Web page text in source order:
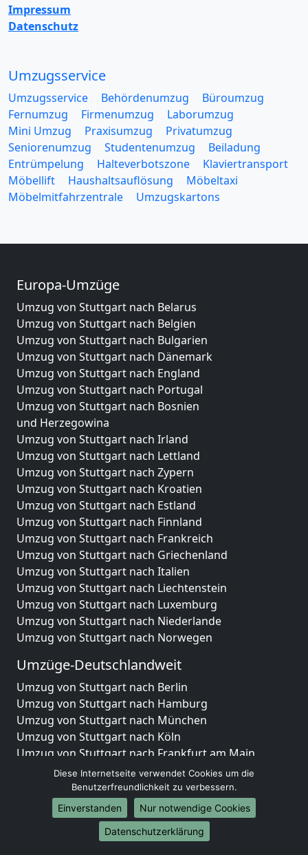
Impressum
Datenschutz
Umzugsservice
Umzugsservice Behördenumzug
Büroumzug
Fernumzug
Firmenumzug
Laborumzug
Mini Umzug
Praxisumzug
Privatumzug
Seniorenumzug
Studentenumzug
Beiladung
Entrümpelung
Halteverbotszone
Klaviertransport
Möbellift
Haushaltsauflösung
Möbeltaxi
Möbelmitfahrzentrale
Umzugskartons
Europa-Umzüge
Umzug von Stuttgart nach Belarus
Umzug von Stuttgart nach Belgien
Umzug von Stuttgart nach Bulgarien
Umzug von Stuttgart nach Dänemark
Umzug von Stuttgart nach England
Umzug von Stuttgart nach Portugal
Umzug von Stuttgart nach Bosnien
und Herzegowina
Umzug von Stuttgart nach Irland
Umzug von Stuttgart nach Lettland
Umzug von Stuttgart nach Zypern
Umzug von Stuttgart nach Kroatien
Umzug von Stuttgart nach Estland
Umzug von Stuttgart nach Finnland
Umzug von Stuttgart nach Frankreich
Umzug von Stuttgart nach Griechenland
Umzug von Stuttgart nach Italien
Umzug von Stuttgart nach Liechtenstein
Umzug von Stuttgart nach Luxemburg
Umzug von Stuttgart nach Niederlande
Umzug von Stuttgart nach Norwegen
Umzüge-Deutschlandweit
Umzug von Stuttgart nach Berlin
Umzug von Stuttgart nach Hamburg
Umzug von Stuttgart nach München
Umzug von Stuttgart nach Köln
Umzug von Stuttgart nach Frankfurt am Main
Umzug von Stuttgart nach Stuttgart
Umzug von Stuttgart nach Düsseldorf
Umzug von Stuttgart nach Leipzig
Umzug von Stuttgart nach Dortmund
Umzug von Stuttgart nach Essen
Diese Internetseite verwendet Cookies um die
Benutzerfreundlichkeit zu verbessern.
Einverstanden
Nur notwendige Cookies
Datenschutzerklärung